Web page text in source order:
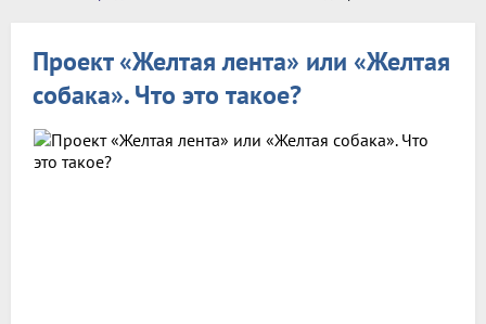
Проект «Желтая лента» или «Желтая
собака». Что это такое?